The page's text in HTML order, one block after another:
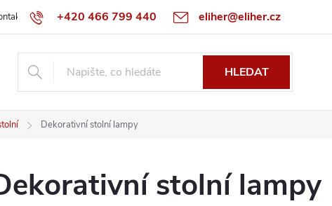
+420 466 799 440 eliher@eliher.cz
Obchodní podmínky Reklamační řád Specialista na Bordeaux
HLEDAT
Dekorativní stolní lampy
stolní lampy